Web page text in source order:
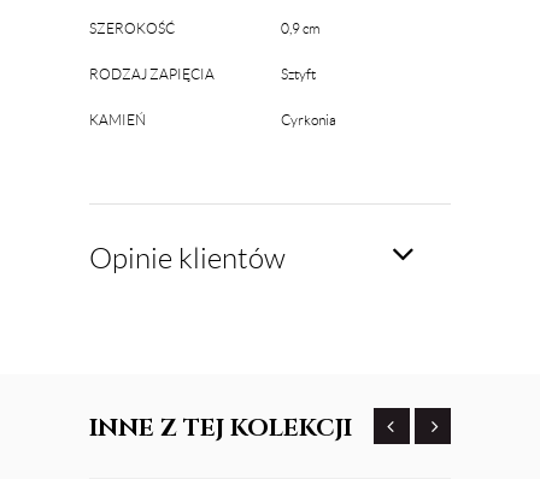
SZEROKOŚĆ 0,9 cm
RODZAJ ZAPIĘCIA Sztyft
KAMIEŃ Cyrkonia
Opinie klientów
INNE Z TEJ KOLEKCJI